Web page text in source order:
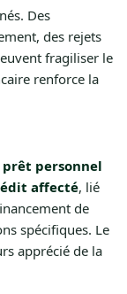
Des
des rejets
fragiliser le
renforce la
prêt personnel
affecté, lié
de
spécifiques. Le
apprécié de la